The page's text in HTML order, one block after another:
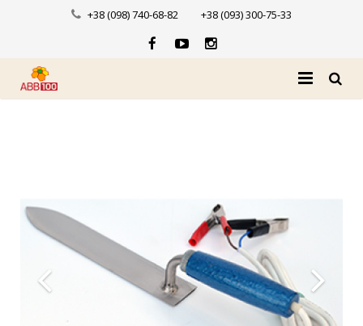
+38 (098) 740-68-82 +38 (093) 300-75-33
Доставка і оплата